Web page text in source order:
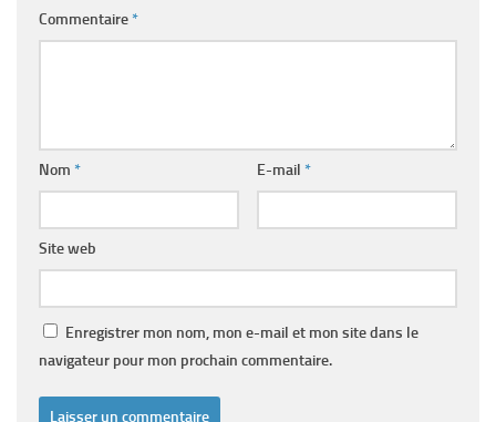
Commentaire*
Nom * E-mail *
Site web
Enregistrer mon nom, mon e-mail et mon site dans le
navigateur pour mon prochain commentaire.